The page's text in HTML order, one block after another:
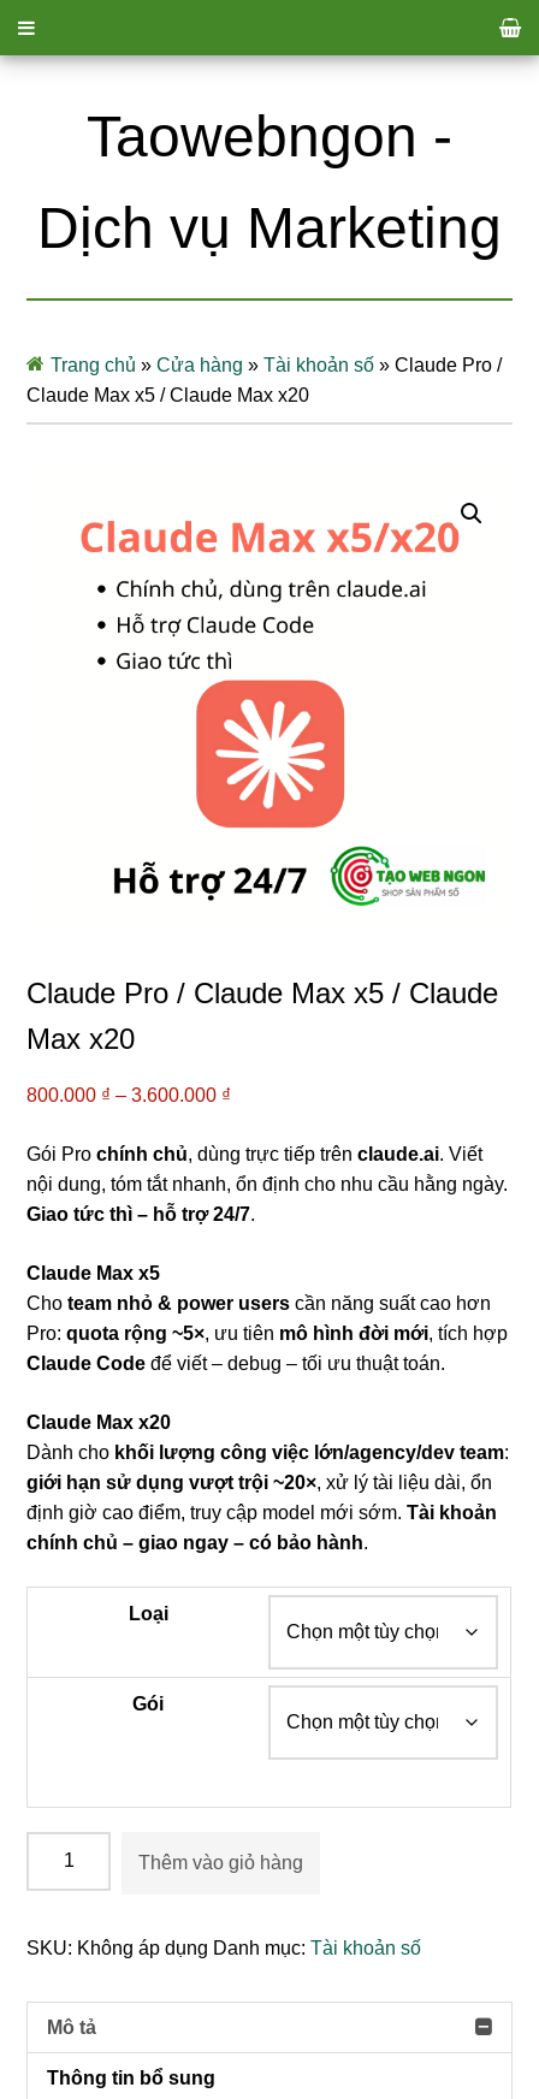
Taowebngon -
Dịch vụ Marketing
Trang chủ »Cửa hàng »Tài khoản số »Claude Pro /
Claude Max x5 / Claude Max x20
Claude Pro / Claude Max x5 / Claude
Max x20
800.000 ₫ – 3.600.000 ₫
từ
800.000 ₫
đến
Gói Prochính chủ, dùng trực tiếp trênclaude.ai. Viết
nội dung, tóm tắt nhanh, ổn định cho nhu cầu hằng ngày.
Giao tức thì – hỗ trợ 24/7.
Claude Max x5
Choteam nhỏ & power users cần năng suất cao hơn
Pro:quota rộng ~5×, ưu tiên mô hình đời mới, tích hợp
Claude Code để viết – debug – tối ưu thuật toán.
Claude Max x20
Dành cho khối lượng công việc lớn/agency/dev team:
giới hạn sử dụng vượt trội ~20×, xử lý tài liệu dài, ổn
định giờ cao điểm, truy cập model mới sớm.Tài khoản
chính chủ – giao ngay – có bảo hành.
Loại
Gói
Claude
x5
Claude
Max
Thêm vào giỏ hàng
SKU: Không áp dụng Danh mục:Tài khoản số
Mô tả
Thông tin bổ sung